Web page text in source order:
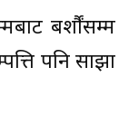
बर्शौंसम्म
पनि साझा